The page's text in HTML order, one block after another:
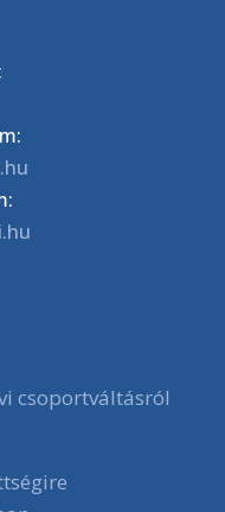
csoportváltásról